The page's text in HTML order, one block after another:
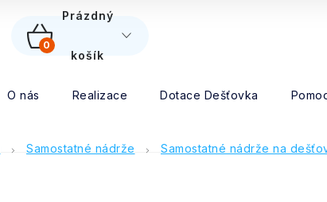
NÁKUPNÍ
KOŠÍK
Prázdný
košík
O nás Realizace Dotace Dešťovka
Samostatné nádrže Samostatné nádrže na